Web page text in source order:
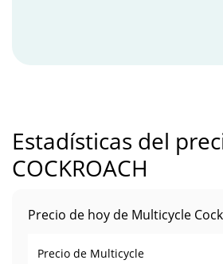
Estadísticas del
COCKROACH
Precio de hoy de Multicycle
Precio de Multicycle